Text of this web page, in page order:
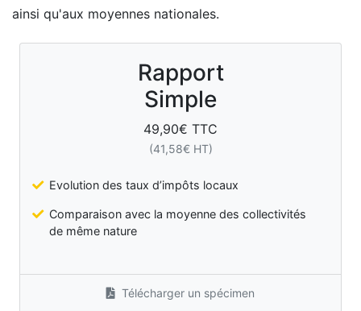
ainsi qu'aux moyennes nationales.
Rapport
Simple
49,90€ TTC
(41,58€ HT)
Evolution des taux d’impôts locaux
Comparaison avec la moyenne des collectivités
de même nature
Télécharger un spécimen